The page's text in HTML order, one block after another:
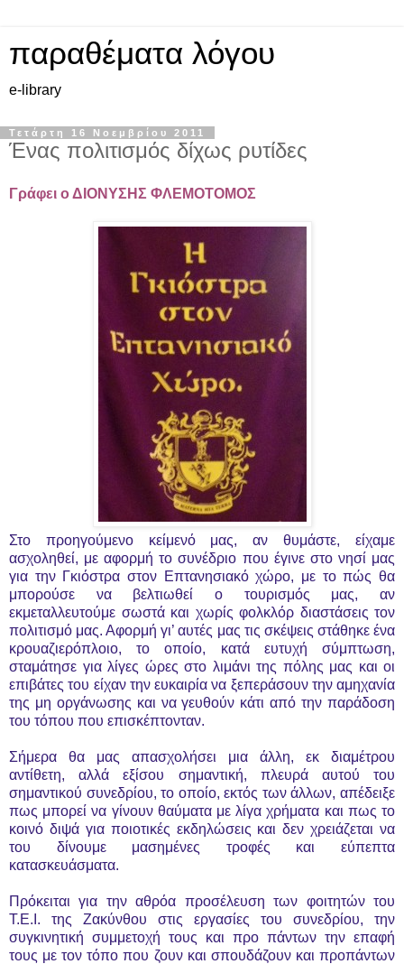
παραθέματα λόγου
e-library
Τετάρτη 16 Νοεμβρίου 2011
Ένας πολιτισμός δίχως ρυτίδες
Γράφει ο ΔΙΟΝΥΣΗΣ ΦΛΕΜΟΤΟΜΟΣ
Στο προηγούμενο κείμενό μας, αν θυμάστε, είχαμε
ασχοληθεί, με αφορμή το συνέδριο που έγινε στο νησί μας
για την Γκιόστρα στον Επτανησιακό χώρο, με το πώς θα
μπορούσε να βελτιωθεί ο τουρισμός μας, αν
εκμεταλλευτούμε σωστά και χωρίς φολκλόρ διαστάσεις τον
πολιτισμό μας. Αφορμή γι’ αυτές μας τις σκέψεις στάθηκε ένα
κρουαζιερόπλοιο, το οποίο, κατά ευτυχή σύμπτωση,
σταμάτησε για λίγες ώρες στο λιμάνι της πόλης μας και οι
επιβάτες του είχαν την ευκαιρία να ξεπεράσουν την αμηχανία
της μη οργάνωσης και να γευθούν κάτι από την παράδοση
του τόπου που επισκέπτονταν.
Σήμερα θα μας απασχολήσει μια άλλη, εκ διαμέτρου
αντίθετη, αλλά εξίσου σημαντική, πλευρά αυτού του
σημαντικού συνεδρίου, το οποίο, εκτός των άλλων, απέδειξε
πως μπορεί να γίνουν θαύματα με λίγα χρήματα και πως το
κοινό διψά για ποιοτικές εκδηλώσεις και δεν χρειάζεται να
του δίνουμε μασημένες τροφές και εύπεπτα
κατασκευάσματα.
Πρόκειται για την αθρόα προσέλευση των φοιτητών του
Τ.Ε.Ι. της Ζακύνθου στις εργασίες του συνεδρίου, την
συγκινητική συμμετοχή τους και προ πάντων την επαφή
τους με τον τόπο που ζουν και σπουδάζουν και προπάντων